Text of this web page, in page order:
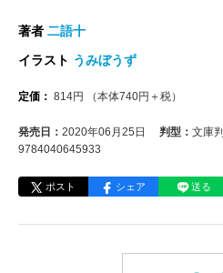
著者 二語十
イラスト うみぼうず
定価： 814円 （本体740円＋税）
発売日： 2020年06月25日 判型： 文庫判
9784040645933
ポスト シェア 送る